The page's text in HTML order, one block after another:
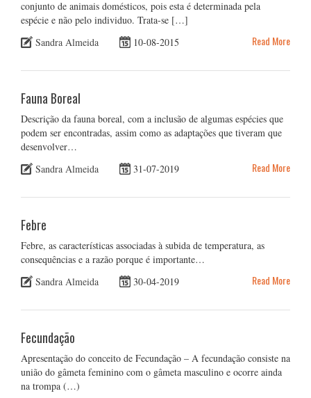
conjunto de animais domésticos, pois esta é determinada pela
espécie e não pelo individuo. Trata-se […]
Sandra Almeida
10-08-2015 Read More
Fauna Boreal
Descrição da fauna boreal, com a inclusão de algumas espécies que
podem ser encontradas, assim como as adaptações que tiveram que
desenvolver…
Sandra Almeida
31-07-2019 Read More
Febre
Febre, as características associadas à subida de temperatura, as
consequências e a razão porque é importante…
Sandra Almeida
30-04-2019 Read More
Fecundação
Apresentação do conceito de Fecundação – A fecundação consiste na
união do gâmeta feminino com o gâmeta masculino e ocorre ainda
na trompa (…)